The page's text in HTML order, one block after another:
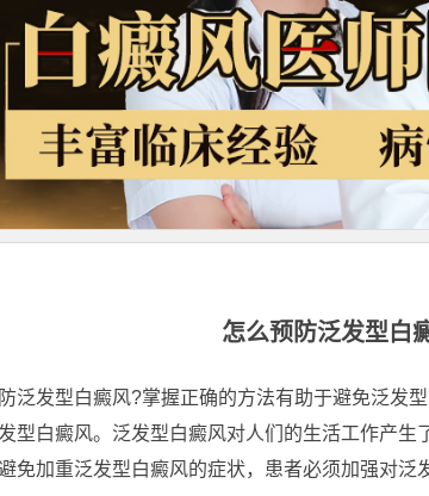
怎么预防泛发型白
发型白癜风?掌握正确的方法有助于避免泛发型
型白癜风。泛发型白癜风对人们的生活工作产生
免加重泛发型白癜风的症状，患者必须加强对泛